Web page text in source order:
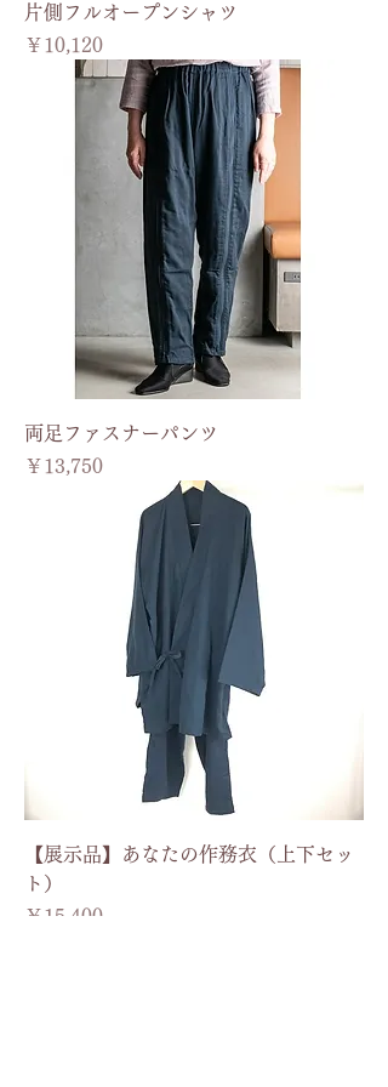
片側フルオープンシャツ
価格
￥10,120
両足ファスナーパンツ
価格
￥13,750
【展示品】あなたの作務衣（上下セッ
ト）
価格
￥15,400